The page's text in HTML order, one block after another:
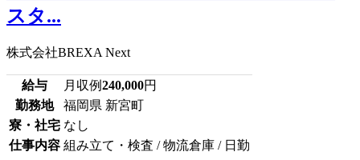
スタ...
株式会社BREXA Next
給与 月収例240,000円
勤務地
福岡県 新宮町
寮・社宅 なし
仕事内容 組み立て・検査 / 物流倉庫 / 日勤